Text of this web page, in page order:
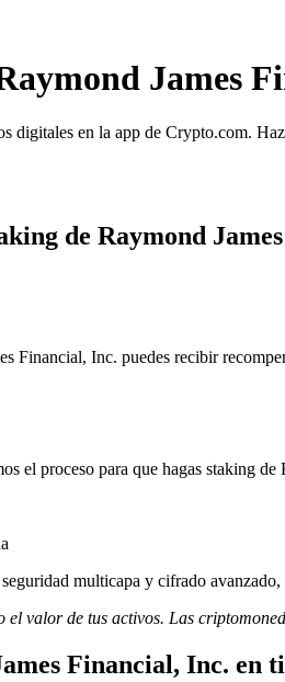
James
digitales en la app de Crypto.com.
de Raymond
Financial, Inc. puedes recibir
el proceso para que hagas staking
multicapa y cifrado
el valor de tus activos. Las
Financial, Inc. en